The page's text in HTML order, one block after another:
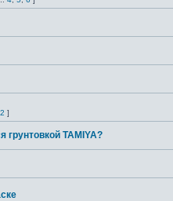
2 ]
грунтовкой TAMIYA?